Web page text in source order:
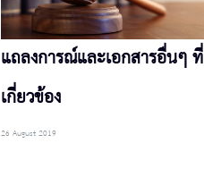
แถลงการณ์และเอกสารอื่นๆ ที่
เกี่ยวข้อง
26 August 2019